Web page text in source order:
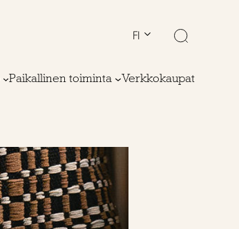
FI
Paikallinen toiminta Verkkokaupat